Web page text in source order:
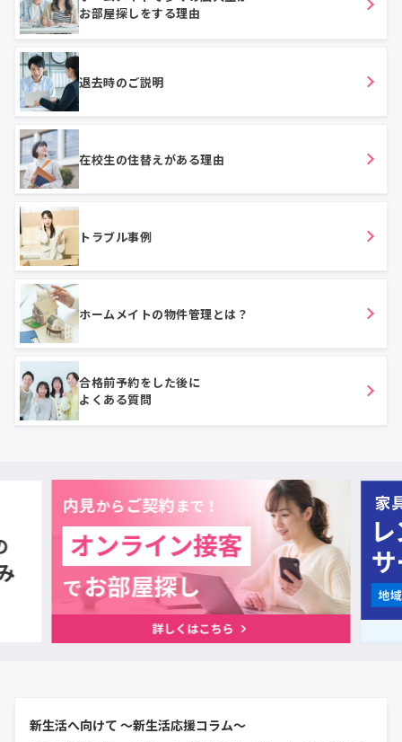
お部屋探しをする理由
退去時のご説明
在校生の住替えがある理由
トラブル事例
ホームメイトの物件管理とは？
合格前予約をした後に
よくある質問
新生活へ向けて 〜新生活応援コラム〜